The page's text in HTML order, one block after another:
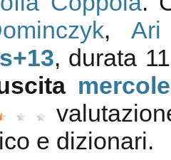
,
, durata
e dizionari.